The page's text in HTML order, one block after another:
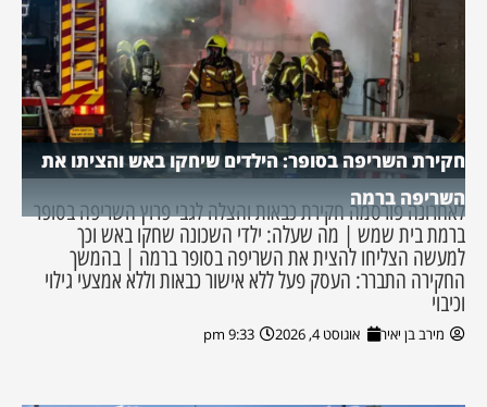
חקירת השריפה בסופר: הילדים שיחקו באש והציתו את
השריפה ברמה
לאחרונה פורסמה חקירת כבאות והצלה לגבי פרוץ השריפה בסופר
ברמת בית שמש | מה שעלה: ילדי השכונה שחקו באש וכך
למעשה הצליחו להצית את השריפה בסופר ברמה | בהמשך
החקירה התברר: העסק פעל ללא אישור כבאות וללא אמצעי גילוי
וכיבוי
מירב בן יאיר אוגוסט 4, 2026 9:33 pm